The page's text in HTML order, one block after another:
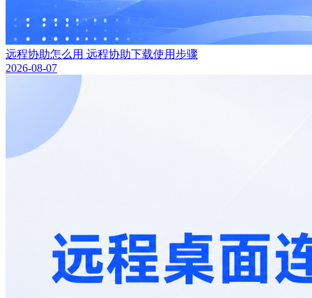
远程协助怎么用 远程协助下载使用步骤
2026-08-07